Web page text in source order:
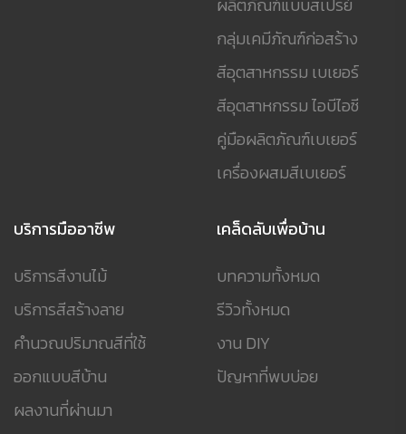
กลุ่มเคมีภัณฑ์ก่อสร้าง
สีอุตสาหกรรม เบเยอร์
สีอุตสาหกรรม ไอบีไอซี
คู่มือผลิตภัณฑ์เบเยอร์
เครื่องผสมสีเบเยอร์
บริการมืออาชีพ
บริการสีงานไม้
บริการสีสร้างลาย
คำนวณปริมาณสีที่ใช้
ออกแบบสีบ้าน
ผลงานที่ผ่านมา
เคล็ดลับเพื่อบ้าน
บทความทั้งหมด
รีวิวทั้งหมด
งาน DIY
ปัญหาที่พบบ่อย